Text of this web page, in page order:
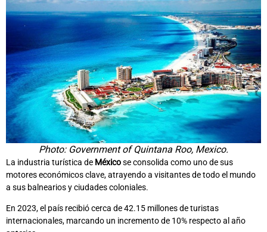
Photo: Government of Quintana Roo, Mexico.
La industria turística de Méxicose consolida como uno de sus
motores económicos clave, atrayendo a visitantes de todo el mundo
a sus balnearios y ciudades coloniales.
En 2023, el país recibió cerca de 42.15 millones de turistas
internacionales, marcando un incremento de 10% respecto al año